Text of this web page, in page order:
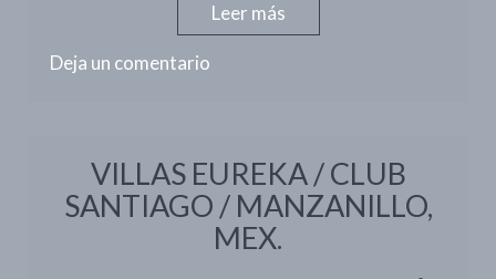
Leer más
Deja un comentario
VILLAS EUREKA / CLUB
SANTIAGO / MANZANILLO,
MEX.